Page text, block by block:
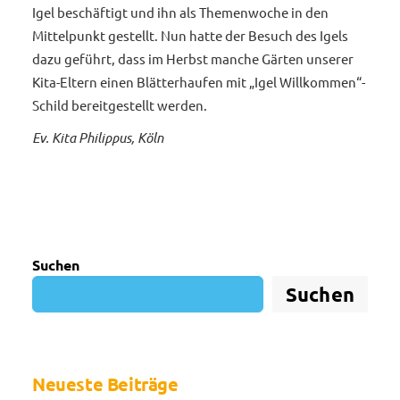
Igel beschäftigt und ihn als Themenwoche in den
Mittelpunkt gestellt. Nun hatte der Besuch des Igels
dazu geführt, dass im Herbst manche Gärten unserer
Kita-Eltern einen Blätterhaufen mit „Igel Willkommen“-
Schild bereitgestellt werden.
Ev. Kita Philippus, Köln
Suchen
Suchen
Neueste Beiträge